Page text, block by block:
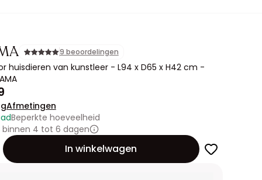
9 beoordelingen
huisdieren van kunstleer - L94 x D65 x H42 cm -
Afmetingen
Beperkte hoeveelheid
binnen 4 tot 6 dagen
In winkelwagen